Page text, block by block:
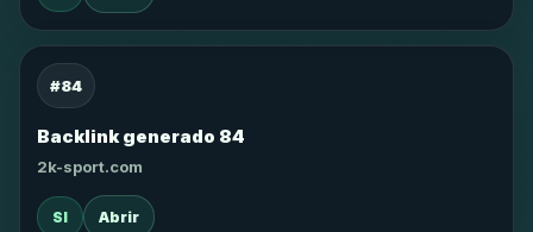
#84
Backlink generado 84
2k-sport.com
SI Abrir